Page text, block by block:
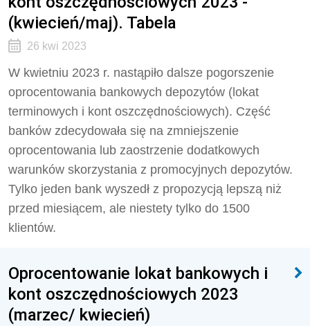
(kwiecień/maj). Tabela
26 kwi 2023
W kwietniu 2023 r. nastąpiło dalsze pogorszenie
oprocentowania bankowych depozytów (lokat
terminowych i kont oszczędnościowych). Część
banków zdecydowała się na zmniejszenie
oprocentowania lub zaostrzenie dodatkowych
warunków skorzystania z promocyjnych depozytów.
Tylko jeden bank wyszedł z propozycją lepszą niż
przed miesiącem, ale niestety tylko do 1500
klientów.
Oprocentowanie lokat bankowych i
kont oszczędnościowych 2023
(marzec/ kwiecień)